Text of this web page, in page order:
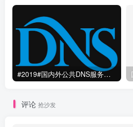
#2019#国内外公共DNS服务整理汇总-更快更安全更稳定本地DNS解析服务
评论 抢沙发